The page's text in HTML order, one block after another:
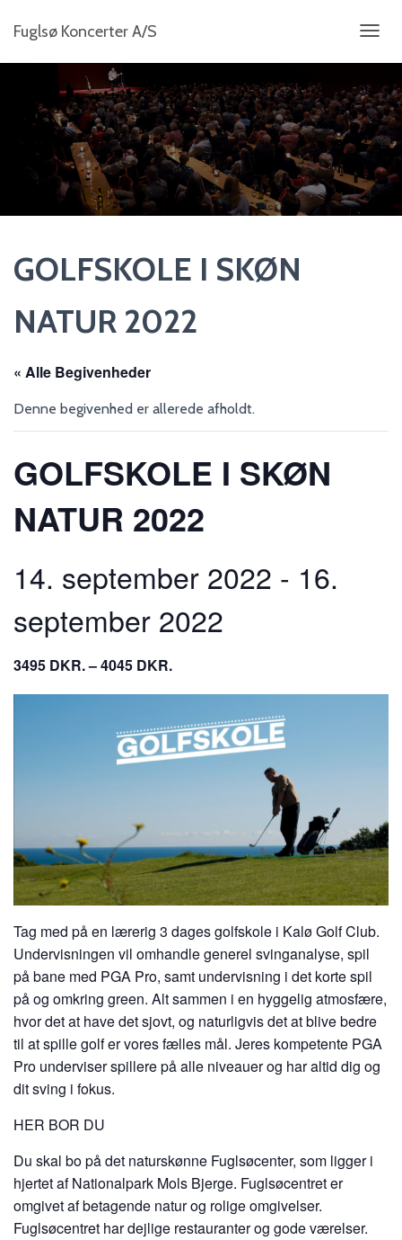
Fuglsø Koncerter A/S
K
F
T
A
I
G
A
GOLFSKOLE I SKØN
NATUR 2022
« Alle Begivenheder
Denne begivenhed er allerede afholdt.
GOLFSKOLE I SKØN
NATUR 2022
14. september 2022 - 16.
september 2022
3495 DKR. – 4045 DKR.
Tag med på en lærerig 3 dages golfskole i Kalø Golf Club.
Undervisningen vil omhandle generel svinganalyse, spil
på bane med PGA Pro, samt undervisning i det korte spil
på og omkring green. Alt sammen i en hyggelig atmosfære,
hvor det at have det sjovt, og naturligvis det at blive bedre
til at spille golf er vores fælles mål. Jeres kompetente PGA
Pro underviser spillere på alle niveauer og har altid dig og
dit sving i fokus.
HER BOR DU
Du skal bo på det naturskønne Fuglsøcenter, som ligger i
hjertet af Nationalpark Mols Bjerge. Fuglsøcentret er
omgivet af betagende natur og rolige omgivelser.
Fuglsøcentret har dejlige restauranter og gode værelser.